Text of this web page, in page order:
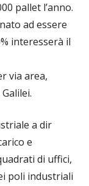
pallet l’anno.
ad essere
interesserà il
via area,
a dir
e
di uffici,
poli industriali